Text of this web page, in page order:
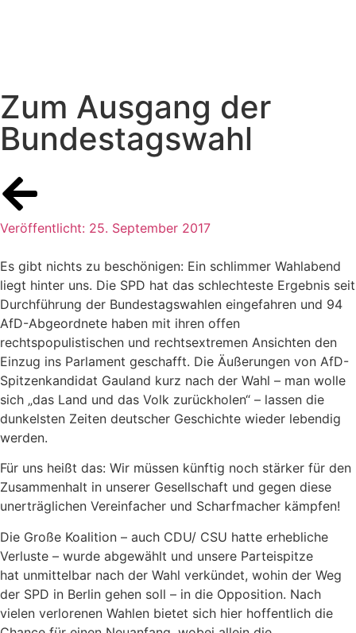
Zum Ausgang der
Bundestagswahl
Veröffentlicht: 25. September 2017
Es gibt nichts zu beschönigen: Ein schlimmer Wahlabend
liegt hinter uns. Die SPD hat das schlechteste Ergebnis seit
Durchführung der Bundestagswahlen eingefahren und 94
AfD-Abgeordnete haben mit ihren offen
rechtspopulistischen und rechtsextremen Ansichten den
Einzug ins Parlament geschafft. Die Äußerungen von AfD-
Spitzenkandidat Gauland kurz nach der Wahl – man wolle
sich „das Land und das Volk zurückholen“ – lassen die
dunkelsten Zeiten deutscher Geschichte wieder lebendig
werden.
Für uns heißt das: Wir müssen künftig noch stärker für den
Zusammenhalt in unserer Gesellschaft und gegen diese
unerträglichen Vereinfacher und Scharfmacher kämpfen!
Die Große Koalition – auch CDU/ CSU hatte erhebliche
Verluste – wurde abgewählt und unsere Parteispitze
hat unmittelbar nach der Wahl verkündet, wohin der Weg
der SPD in Berlin gehen soll – in die Opposition. Nach
vielen verlorenen Wahlen bietet sich hier hoffentlich die